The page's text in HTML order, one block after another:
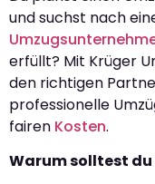
und suchst nach
erfüllt? Mit Krüger
den richtigen
professionelle
fairen Kosten.
Warum solltest du